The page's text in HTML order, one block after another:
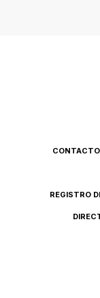
REGISTRO